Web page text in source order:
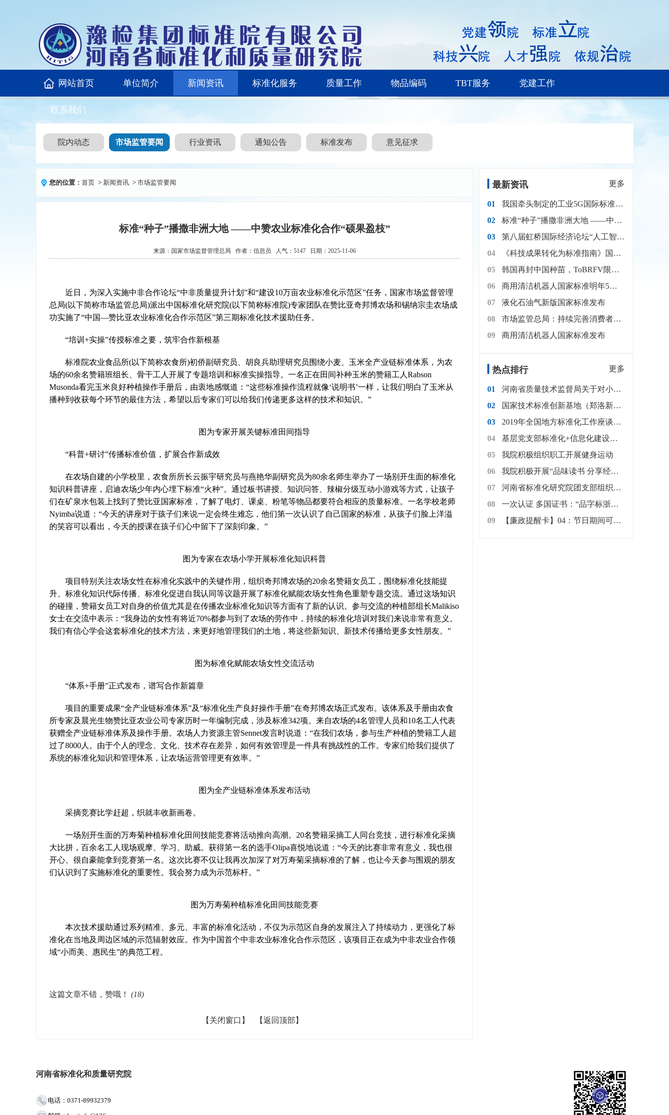
网站首页 单位简介 新闻资讯 标准化服务 质量工作 物品编码 TBT服务 党建工作
联系我们
院内动态 市场监管要闻 行业资讯 通知公告 标准发布 意见征求
您的位置： 首页 > 新闻资讯 > 市场监管要闻
标准“种子”播撒非洲大地 ——中赞农业标准化合作“硕果盈枝”
来源： 国家市场监督管理总局 作者： 信息员 人气： 5147 日期：2025-11-06
近日，为深入实施中非合作论坛“中非质量提升计划”和“建设10万亩农业标准化示范区”任务，国家市场监督管理
总局(以下简称市场监管总局)派出中国标准化研究院(以下简称标准院)专家团队在赞比亚奇邦博农场和锡纳宗圭农场成
功实施了“中国—赞比亚农业标准化合作示范区”第三期标准化技术援助任务。
“培训+实操”传授标准之要，筑牢合作新根基
标准院农业食品所(以下简称农食所)初侨副研究员、胡良兵助理研究员围绕小麦、玉米全产业链标准体系，为农
场的60余名赞籍班组长、骨干工人开展了专题培训和标准实操指导。一名正在田间补种玉米的赞籍工人Rabson
Musonda看完玉米良好种植操作手册后，由衷地感慨道：“这些标准操作流程就像‘说明书’一样，让我们明白了玉米从
播种到收获每个环节的最佳方法，希望以后专家们可以给我们传递更多这样的技术和知识。”
图为专家开展关键标准田间指导
“科普+研讨”传播标准价值，扩展合作新成效
在农场自建的小学校里，农食所所长云振宇研究员与燕艳华副研究员为80余名师生举办了一场别开生面的标准化
知识科普讲座，启迪农场少年内心埋下标准“火种”。通过板书讲授、知识问答、辣椒分级互动小游戏等方式，让孩子
们在矿泉水包装上找到了赞比亚国家标准，了解了电灯、课桌、粉笔等物品都要符合相应的质量标准。一名学校老师
Nyimba说道：“今天的讲座对于孩子们来说一定会终生难忘，他们第一次认识了自己国家的标准，从孩子们脸上洋溢
的笑容可以看出，今天的授课在孩子们心中留下了深刻印象。”
图为专家在农场小学开展标准化知识科普
项目特别关注农场女性在标准化实践中的关键作用，组织奇邦博农场的20余名赞籍女员工，围绕标准化技能提
升、标准化知识代际传播、标准化促进自我认同等议题开展了标准化赋能农场女性角色重塑专题交流。通过这场知识
的碰撞，赞籍女员工对自身的价值尤其是在传播农业标准化知识等方面有了新的认识。参与交流的种植部组长Malikiso
女士在交流中表示：“我身边的女性有将近70%都参与到了农场的劳作中，持续的标准化培训对我们来说非常有意义。
我们有信心学会这套标准化的技术方法，来更好地管理我们的土地，将这些新知识、新技术传播给更多女性朋友。”
图为标准化赋能农场女性交流活动
“体系+手册”正式发布，谱写合作新篇章
项目的重要成果“全产业链标准体系”及“标准化生产良好操作手册”在奇邦博农场正式发布。该体系及手册由农食
所专家及晨光生物赞比亚农业公司专家历时一年编制完成，涉及标准342项。来自农场的4名管理人员和10名工人代表
获赠全产业链标准体系及操作手册。农场人力资源主管Sennet发言时说道：“在我们农场，参与生产种植的赞籍工人超
过了8000人。由于个人的理念、文化、技术存在差异，如何有效管理是一件具有挑战性的工作。专家们给我们提供了
系统的标准化知识和管理体系，让农场运营管理更有效率。”
图为全产业链标准体系发布活动
采摘竞赛比学赶超，织就丰收新画卷。
一场别开生面的万寿菊种植标准化田间技能竞赛将活动推向高潮。20名赞籍采摘工人同台竞技，进行标准化采摘
大比拼，百余名工人现场观摩、学习、助威。获得第一名的选手Olipa喜悦地说道：“今天的比赛非常有意义，我也很
开心、很自豪能拿到竞赛第一名。这次比赛不仅让我再次加深了对万寿菊采摘标准的了解，也让今天参与围观的朋友
们认识到了实施标准化的重要性。我会努力成为示范标杆。”
图为万寿菊种植标准化田间技能竞赛
本次技术援助通过系列精准、多元、丰富的标准化活动，不仅为示范区自身的发展注入了持续动力，更强化了标
准化在当地及周边区域的示范辐射效应。作为中国首个中非农业标准化合作示范区，该项目正在成为中非农业合作领
域“小而美、惠民生”的典范工程。
这篇文章不错，赞哦！ (18)
【关闭窗口】 【返回顶部】
最新资讯 更多
01
我国牵头制定的工业5G国际标准正式发布
02
标准“种子”播撒非洲大地 ——中赞农业标准化合作“硕果盈枝”
03
第八届虹桥国际经济论坛“人工智能国际标准赋能产业升级”分论坛举办
04
《科技成果转化为标准指南》国家标准发布
05
韩国再封中国种苗，ToBRFV限制扩至 16 省，12 月起 PCR 检测成必选项
06
商用清洁机器人国家标准明年5月实施
07
液化石油气新版国家标准发布
08
市场监管总局：持续完善消费者保护标准体系
09
商用清洁机器人国家标准发布
热点排行 更多
01
河南省质量技术监督局关于对小麦等18种主导农产品标准体系（2017年修订）征求意见的通知
02
国家技术标准创新基地（郑洛新）启动仪式在郑州举行
03
2019年全国地方标准化工作座谈会在郑州召开
04
基层党支部标准化+信息化建设简明工作手册
05
我院积极组织职工开展健身运动
06
我院积极开展“品味读书 分享经典”读书交流活动
07
河南省标准化研究院团支部组织开展“爱心粥屋”献爱心志愿服务活动
08
一次认证 多国证书：“品字标浙江制造”走向“一带一路”
09
【廉政提醒卡】04：节日期间可以用公款购买礼品进行慰问吗?
河南省标准化和质量研究院
电话：0371-89932379